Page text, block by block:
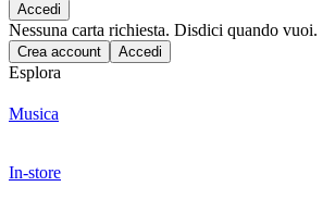
Accedi
Nessuna carta richiesta. Disdici quando vuoi.
Crea account Accedi
Esplora
Musica
In-store